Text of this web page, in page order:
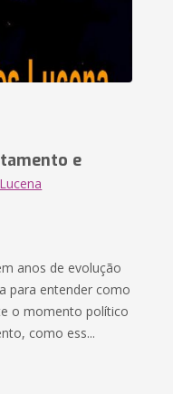
e
anos de evolução
para entender como
o momento político
como ess...